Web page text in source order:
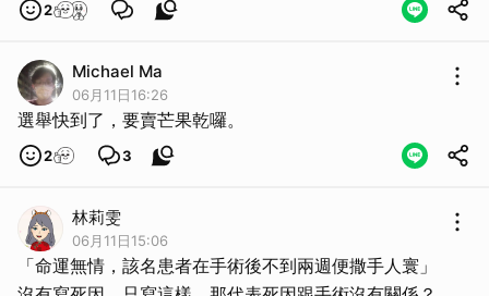
2
Michael Ma
06月11日16:26
選舉快到了，要賣芒果乾囉。
2 3
林莉雯
06月11日15:06
「命運無情，該名患者在手術後不到兩週便撒手人寰」
取消